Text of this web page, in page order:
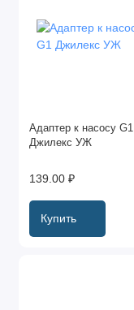
Адаптер к насосу G1
Джилекс УЖ
139.00 ₽
Купить